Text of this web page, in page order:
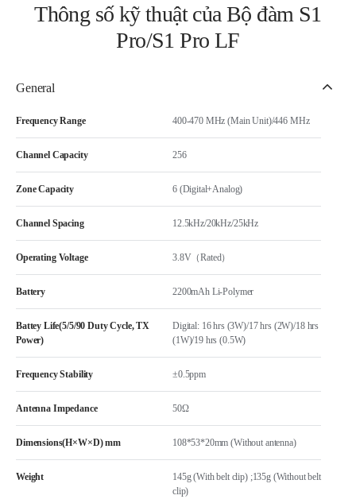
Thông số kỹ thuật của Bộ đàm S1
Pro/S1 Pro LF
General
Frequency Range 400-470 MHz (Main Unit)/446 MHz
Channel Capacity 256
Zone Capacity 6 (Digital+Analog)
Channel Spacing 12.5kHz/20kHz/25kHz
Operating Voltage 3.8V（Rated）
Battery 2200mAh Li-Polymer
Battey Life(5/5/90 Duty Cycle, TX
Power)
Digital: 16 hrs (3W)/17 hrs (2W)/18 hrs
(1W)/19 hrs (0.5W)
Frequency Stability ±0.5ppm
Antenna Impedance 50Ω
Dimensions(H×W×D) mm 108*53*20mm (Without antenna)
Weight
145g (With belt clip) ;135g (Without belt
clip)